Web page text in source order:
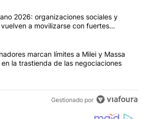
artículos con más comentarios en los
con el título "San Cayetano 2026:
2026: organizaciones sociales y
a movilizarse con fuertes
Gobierno
con el título "Los gobernadores
marcan límites a Milei y Massa
la trastienda de las negociaciones
Gestionado por